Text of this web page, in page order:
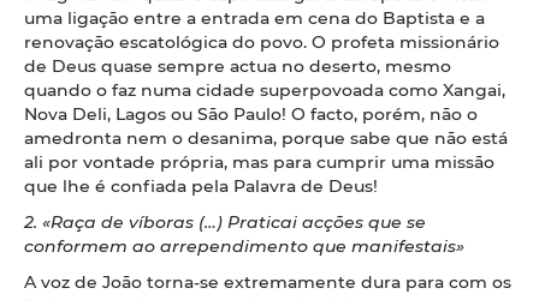
uma ligação entre a entrada em cena do Baptista e a
renovação escatológica do povo. O profeta missionário
de Deus quase sempre actua no deserto, mesmo
quando o faz numa cidade superpovoada como Xangai,
Nova Deli, Lagos ou São Paulo! O facto, porém, não o
amedronta nem o desanima, porque sabe que não está
ali por vontade própria, mas para cumprir uma missão
que lhe é confiada pela Palavra de Deus!
2. «Raça de víboras (…) Praticai acções que se
conformem ao arrependimento que manifestais»
A voz de João torna-se extremamente dura para com os